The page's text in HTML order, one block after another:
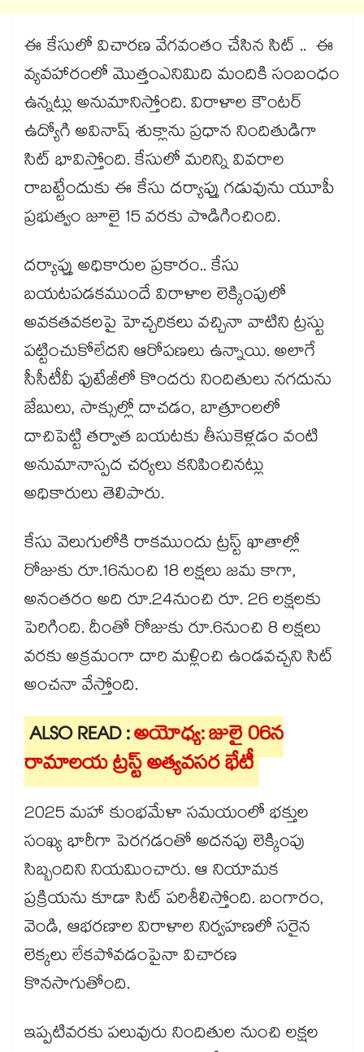
ఈ కేసులో విచారణ వేగవంతం చేసిన సిట్ .. ఈ
వ్యవహారంలో మొత్తంఎనిమిది మందికి సంబంధం
ఉన్నట్లు అనుమానిస్తోంది. విరాళాల కౌంటర్
ఉద్యోగి అవినాష్ శుక్లాను ప్రధాన నిందితుడిగా
సిట్ భావిస్తోంది. కేసులో మరిన్ని వివరాల
రాబట్టేందుకు ఈ కేసు దర్యాప్తు గడువును యూపీ
ప్రభుత్వం జూలై 15 వరకు పొడిగించింది.
దర్యాప్తు అధికారుల ప్రకారం.. కేసు
బయటపడకముందే విరాళాల లెక్కింపులో
అవకతవకలపై హెచ్చరికలు వచ్చినా వాటిని ట్రస్టు
పట్టించుకోలేదని ఆరోపణలు ఉన్నాయి. అలాగే
సీసీటీవీ ఫుటేజీలో కొందరు నిందితులు నగదును
జేబులు, సాక్సుల్లో దాచడం, బాత్రూంలలో
దాచిపెట్టి తర్వాత బయటకు తీసుకెళ్లడం వంటి
అనుమానాస్పద చర్యలు కనిపించినట్లు
అధికారులు తెలిపారు.
కేసు వెలుగులోకి రాకముందు ట్రస్ట్ ఖాతాల్లో
రోజుకు రూ.16నుంచి 18 లక్షలు జమ కాగా,
అనంతరం అది రూ.24నుంచి రూ. 26 లక్షలకు
పెరిగింది. దీంతో రోజుకు రూ.6నుంచి 8 లక్షలు
వరకు అక్రమంగా దారి మళ్లించి ఉండవచ్చని సిట్
అంచనా వేస్తోంది.
ALSO READ :అయోధ్య: జులై 06న
రామాలయ ట్రస్ట్ అత్యవసర భేటీ
2025 మహా కుంభమేళా సమయంలో భక్తుల
సంఖ్య భారీగా పెరగడంతో అదనపు లెక్కింపు
సిబ్బందిని నియమించారు. ఆ నియామక
ప్రక్రియను కూడా సిట్ పరిశీలిస్తోంది. బంగారం,
వెండి, ఆభరణాల విరాళాల నిర్వహణలో సరైన
లెక్కలు లేకపోవడంపైనా విచారణ
కొనసాగుతోంది.
ఇప్పటివరకు పలువురు నిందితుల నుంచి లక్షల